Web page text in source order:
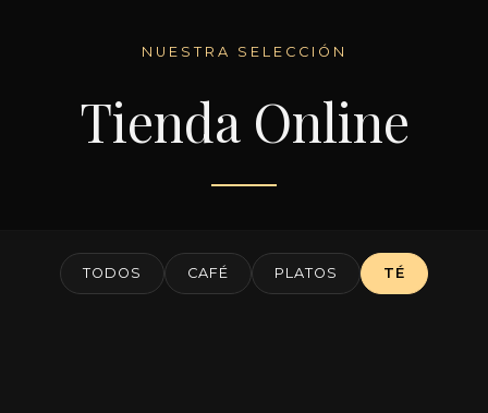
NUESTRA SELECCIÓN
Tienda Online
TODOS CAFÉ PLATOS TÉ